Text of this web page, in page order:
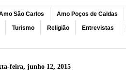
São Carlos Amo Poços de Caldas
Turismo Religião Entrevistas
feira, junho 12, 2015